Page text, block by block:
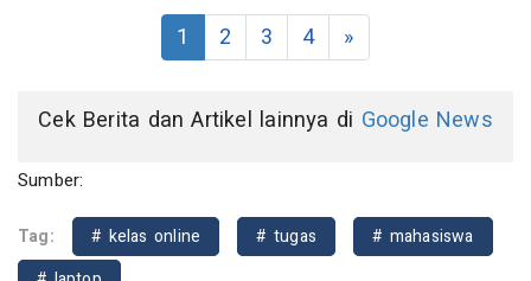
1 2 3 4 »
Cek Berita dan Artikel lainnya di Google News
Sumber:
Tag: # kelas online # tugas
# mahasiswa